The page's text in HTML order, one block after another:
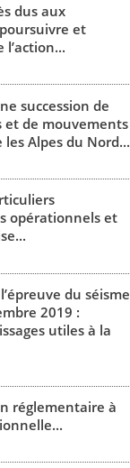
dus aux
et
succession de
de mouvements
Alpes du Nord...
opérationnels et
du séisme
2019 :
utiles à la
réglementaire à